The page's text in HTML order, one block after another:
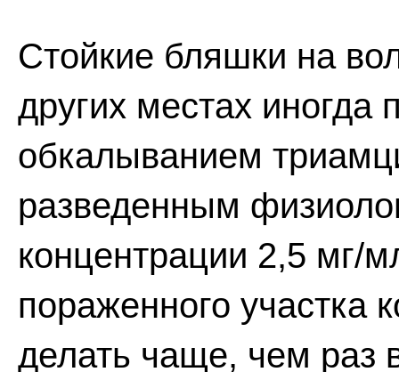
Стойкие бляшки на
других местах
обкалыванием
разведенным
концентрации 2,5 мг/
пораженного участка
делать чаще, чем раз